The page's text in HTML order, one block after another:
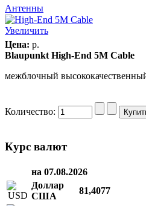
Антенны
Увеличить
Цена: p.
Blaupunkt High-End 5M Cable
межблочный
Количество:
Курс валют
на 07.08.2026
Доллар
США
81,4077